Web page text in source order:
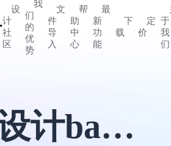
设
计
社
区
我
们
的
优
势
文
件
导
入
帮
助
中
心
最
新
功
能
下
载
定
价
于
我
们
在线设计banner